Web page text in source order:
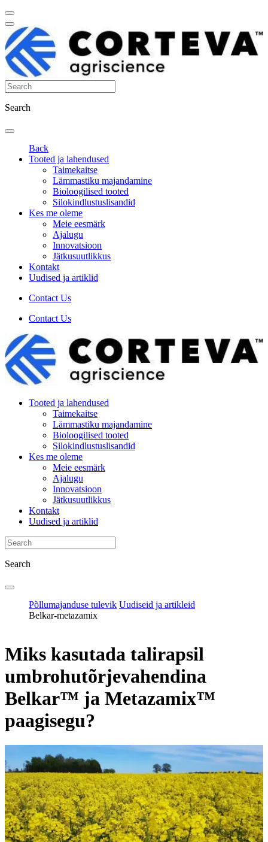
Search
Back
Tooted ja lahendused
Taimekaitse
Lämmastiku majandamine
Bioloogilised tooted
Silokindlustuslisandid
Kes me oleme
Meie eesmärk
Ajalugu
Innovatsioon
Jätkusuutlikkus
Kontakt
Uudised ja artiklid
Contact Us
Contact Us
Tooted ja lahendused
Taimekaitse
Lämmastiku majandamine
Bioloogilised tooted
Silokindlustuslisandid
Kes me oleme
Meie eesmärk
Ajalugu
Innovatsioon
Jätkusuutlikkus
Kontakt
Uudised ja artiklid
Search
Põllumajanduse tulevik Uudiseid ja artikleid
Belkar-metazamix
Miks kasutada talirapsil
umbrohutõrjevahendina
Belkar™ ja Metazamix™
paagisegu?